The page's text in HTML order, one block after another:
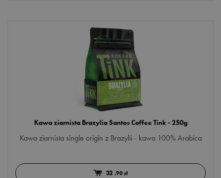
Kawa ziarnista Brazylia Santos Coffee Tink - 250g
Kawa ziarnista single origin z Brazylii - kawa 100% Arabica
32 ,90 zł